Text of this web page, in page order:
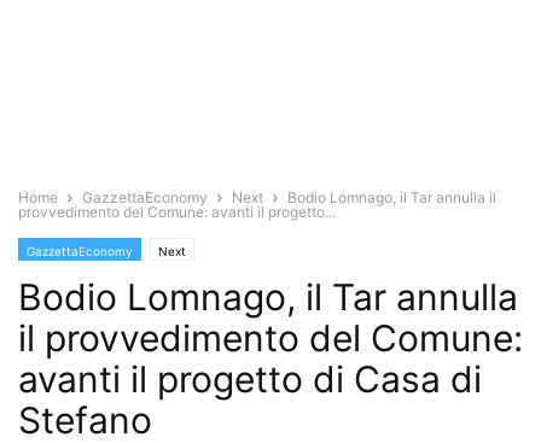
Home GazzettaEconomy Next
Bodio Lomnago, il Tar annulla il
provvedimento del Comune: avanti il progetto...
GazzettaEconomy Next
Bodio Lomnago, il Tar annulla
il provvedimento del Comune:
avanti il progetto di Casa di
Stefano